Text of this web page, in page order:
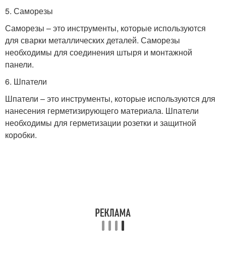
5. Саморезы
Саморезы – это инструменты, которые используются
для сварки металлических деталей. Саморезы
необходимы для соединения штыря и монтажной
панели.
6. Шпатели
Шпатели – это инструменты, которые используются для
нанесения герметизирующего материала. Шпатели
необходимы для герметизации розетки и защитной
коробки.